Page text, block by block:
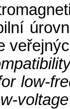
low-